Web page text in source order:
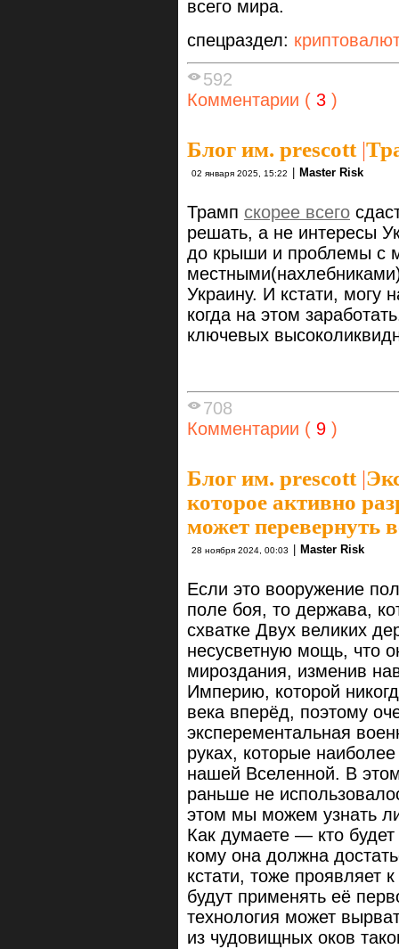
всего мира.
спецраздел:
592
Комментарии ( 3 )
Блог им. prescott|
02 января 2025, 15:22 Master Risk
Трамп скорее всего
решать, а не интересы
до крыши и проблемы с
Украину. И кстати, могу
когда на этом
ключевых
708
Комментарии ( 9 )
Блог им. prescott|
которое активно
может перевернуть
28 ноября 2024, 00:03 Master Risk
Если это вооружение
поле боя, то держава,
схватке Двух великих
несусветную мощь, что
мироздания, изменив
Империю, которой
века вперёд, поэтому
эксперементальная
руках, которые
нашей Вселенной. В
раньше не
этом мы можем узнать
Как думаете — кто будет
кому она должна
кстати, тоже проявляет
будут применять её
технология может
из чудовищных оков